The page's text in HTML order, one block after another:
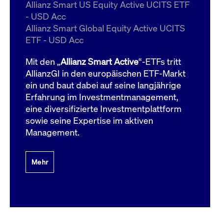
Allianz Smart US Equity Active UCITS ETF
- USD Acc
Allianz Smart Global Equity Active UCITS
ETF - USD Acc
Mit den „Allianz Smart Active“-ETFs tritt
AllianzGI in den europäischen ETF-Markt
ein und baut dabei auf seine langjährige
Erfahrung im Investmentmanagement,
eine diversifizierte Investmentplattform
sowie seine Expertise im aktiven
Management.
Mehr
ApplicationGatewayAffinityCORS
boerse.com
Domain
bis